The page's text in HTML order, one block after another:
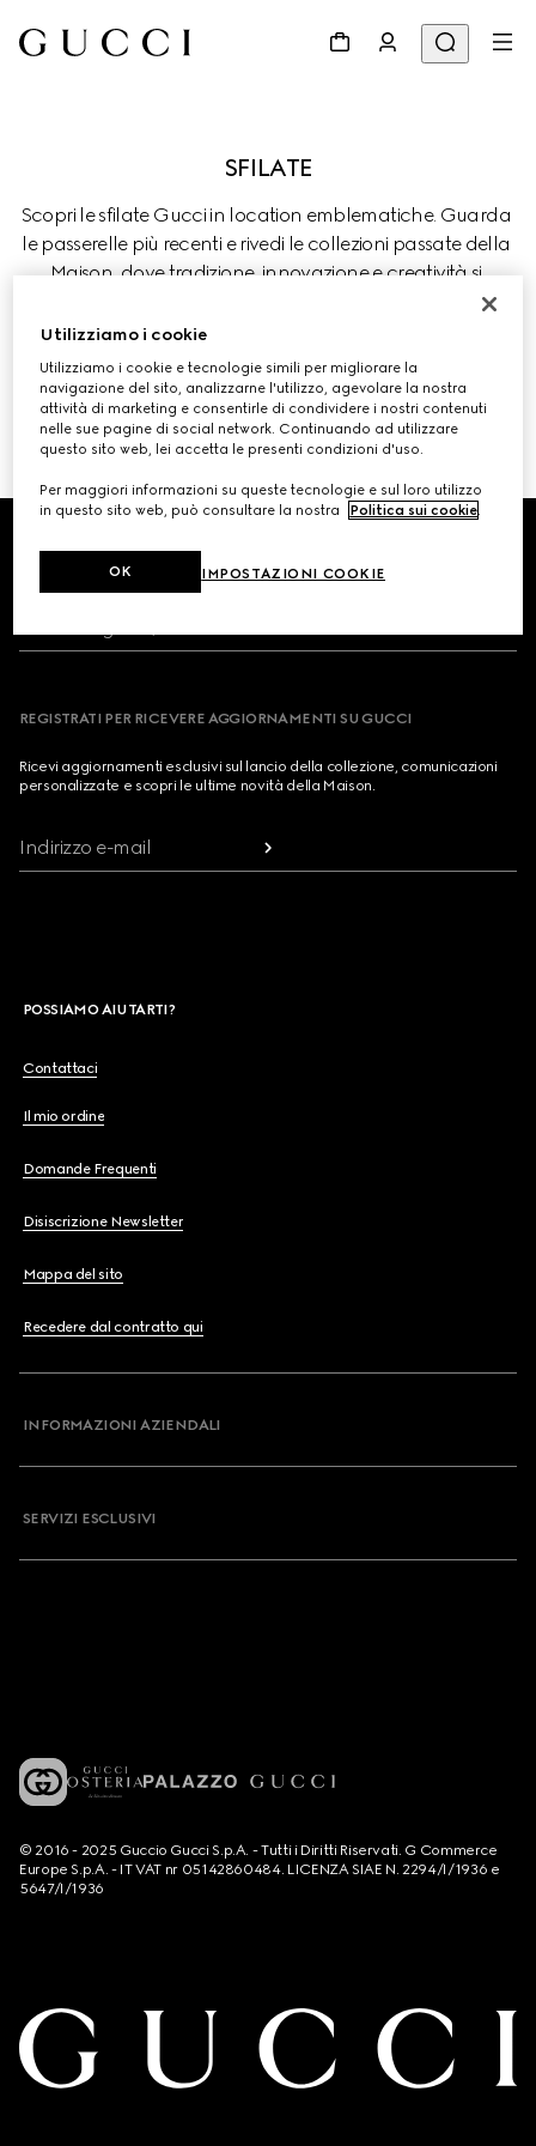
Scopri le sfilate Gucci in location emblematiche. Guarda
le passerelle più recenti e rivedi le collezioni passate della
Maison, dove tradizione, innovazione e creatività si
SFILATE ED EVENTI PRECEDENTI
Footer
RICERCA NEGOZIO
REGISTRATI PER RICEVERE AGGIORNAMENTI SU GUCCI
Ricevi aggiornamenti esclusivi sul lancio della collezione, comunicazioni
personalizzate e scopri le ultime novità della Maison.
Indirizzo e-mail
POSSIAMO AIUTARTI?
Contattaci
Il mio ordine
Domande Frequenti
Disiscrizione Newsletter
Mappa del sito
Recedere dal contratto qui
INFORMAZIONI AZIENDALI
SERVIZI ESCLUSIVI
© 2016 - 2025 Guccio Gucci S.p.A. - Tutti i Diritti Riservati. G Commerce
Europe S.p.A. - IT VAT nr 05142860484. LICENZA SIAE N. 2294/I/1936 e
5647/I/1936
Utilizziamo i cookie
Utilizziamo i cookie e tecnologie simili per migliorare la
navigazione del sito, analizzarne l'utilizzo, agevolare la nostra
attività di marketing e consentirle di condividere i nostri contenuti
nelle sue pagine di social network. Continuando ad utilizzare
questo sito web, lei accetta le presenti condizioni d'uso.
Per maggiori informazioni su queste tecnologie e sul loro utilizzo
in questo sito web, può consultare la nostra
Politica sui cookie
IMPOSTAZIONI COOKIE
OK